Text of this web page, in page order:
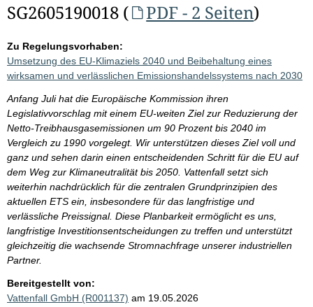
SG2605190018 (
PDF - 2 Seiten)
Zu Regelungsvorhaben:
Umsetzung des EU-Klimaziels 2040 und Beibehaltung eines
wirksamen und verlässlichen Emissionshandelssystems nach 2030
Anfang Juli hat die Europäische Kommission ihren
Legislativvorschlag mit einem EU-weiten Ziel zur Reduzierung der
Netto-Treibhausgasemissionen um 90 Prozent bis 2040 im
Vergleich zu 1990 vorgelegt. Wir unterstützen dieses Ziel voll und
ganz und sehen darin einen entscheidenden Schritt für die EU auf
dem Weg zur Klimaneutralität bis 2050. Vattenfall setzt sich
weiterhin nachdrücklich für die zentralen Grundprinzipien des
aktuellen ETS ein, insbesondere für das langfristige und
verlässliche Preissignal. Diese Planbarkeit ermöglicht es uns,
langfristige Investitionsentscheidungen zu treffen und unterstützt
gleichzeitig die wachsende Stromnachfrage unserer industriellen
Partner.
Bereitgestellt von:
Vattenfall GmbH (R001137) am 19.05.2026